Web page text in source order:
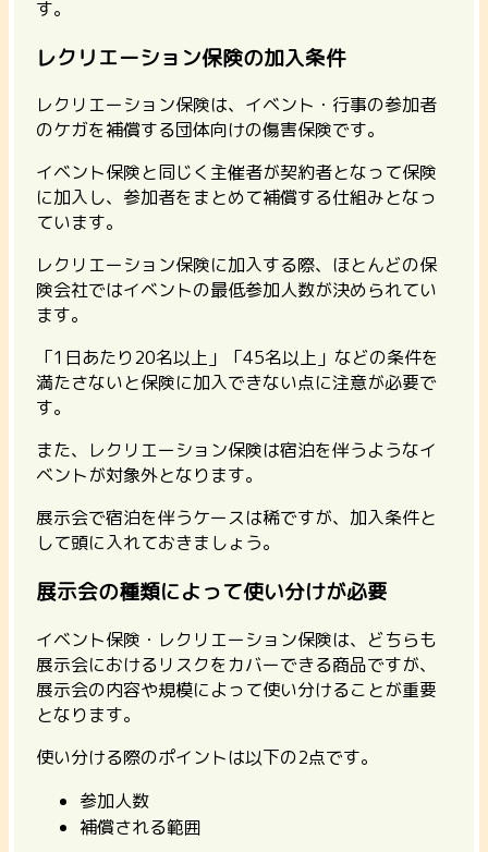
す。
レクリエーション保険の加入条件
レクリエーション保険は、イベント・行事の参加者
のケガを補償する団体向けの傷害保険です。
イベント保険と同じく主催者が契約者となって保険
に加入し、参加者をまとめて補償する仕組みとなっ
ています。
レクリエーション保険に加入する際、ほとんどの保
険会社ではイベントの最低参加人数が決められてい
ます。
「1日あたり20名以上」「45名以上」などの条件を
満たさないと保険に加入できない点に注意が必要で
す。
また、レクリエーション保険は宿泊を伴うようなイ
ベントが対象外となります。
展示会で宿泊を伴うケースは稀ですが、加入条件と
して頭に入れておきましょう。
展示会の種類によって使い分けが必要
イベント保険・レクリエーション保険は、どちらも
展示会におけるリスクをカバーできる商品ですが、
展示会の内容や規模によって使い分けることが重要
となります。
使い分ける際のポイントは以下の2点です。
参加人数
補償される範囲